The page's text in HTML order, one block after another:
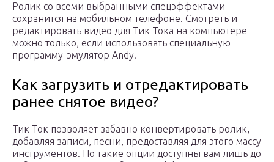
Ролик со всеми выбранными спецэффектами
сохранится на мобильном телефоне. Смотреть и
редактировать видео для Тик Тока на компьютере
можно только, если использовать специальную
программу-эмулятор Andy.
Как загрузить и отредактировать
ранее снятое видео?
Тик Ток позволяет забавно конвертировать ролик,
добавляя записи, песни, предоставляя для этого массу
инструментов. Но такие опции доступны вам лишь до